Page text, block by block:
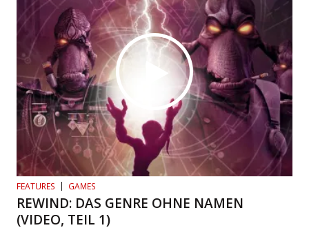
FEATURES GAMES
REWIND: DAS GENRE OHNE NAMEN
(VIDEO, TEIL 1)